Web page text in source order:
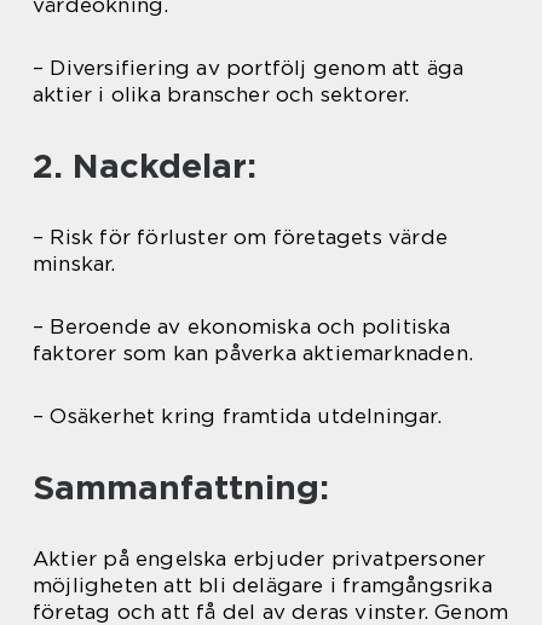
värdeökning.
– Diversifiering av portfölj genom att äga
aktier i olika branscher och sektorer.
2. Nackdelar:
– Risk för förluster om företagets värde
minskar.
– Beroende av ekonomiska och politiska
faktorer som kan påverka aktiemarknaden.
– Osäkerhet kring framtida utdelningar.
Sammanfattning:
Aktier på engelska erbjuder privatpersoner
möjligheten att bli delägare i framgångsrika
företag och att få del av deras vinster. Genom